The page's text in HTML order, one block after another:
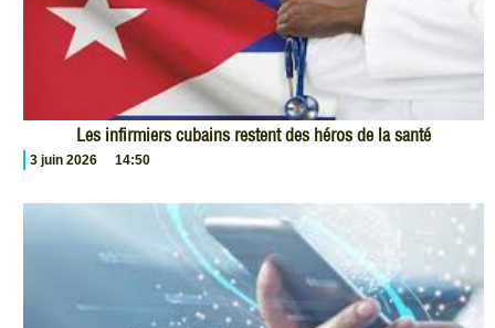
Les infirmiers cubains restent des héros de la santé
3 juin 2026 14:50